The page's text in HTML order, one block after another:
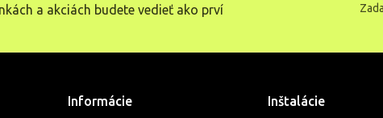
a akciách budete vedieť ako prví
Informácie Inštalácie